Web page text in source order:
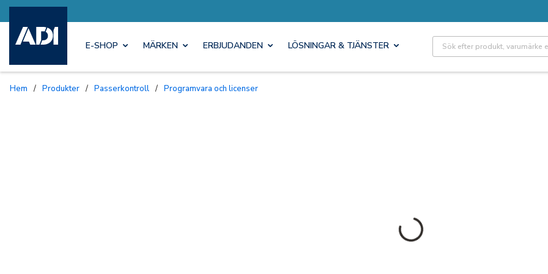
E-SHOP MÄRKEN ERBJUDANDEN LÖSNINGAR & TJÄNSTER Site Search
Hem / Produkter / Passerkontroll / Programvara och licenser